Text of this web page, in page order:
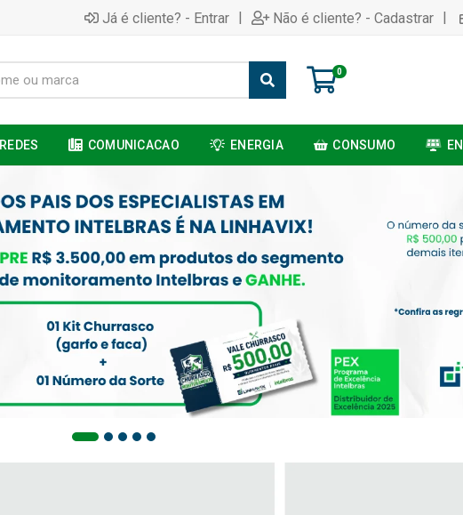
Já é cliente? - Entrar | Não é cliente? - Cadastrar |
0
REDES COMUNICACAO ENERGIA CONSUMO